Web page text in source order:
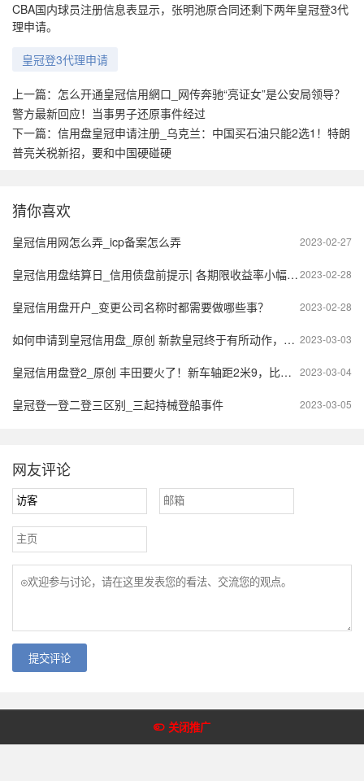
关闭推广
CBA国内球员注册信息表显示，张明池原合同还剩下两年皇冠登3代
理申请。
皇冠登3代理申请
上一篇： 怎么开通皇冠信用網口_网传奔驰“亮证女”是公安局领导？
警方最新回应！当事男子还原事件经过
下一篇： 信用盘皇冠申请注册_乌克兰：中国买石油只能2选1！特朗
普亮关税新招，要和中国硬碰硬
猜你喜欢
2023-02-27
皇冠信用网怎么弄_icp备案怎么弄
2023-02-28
皇冠信用盘结算日_信用债盘前提示| 各期限收益率小幅波动，受节假日影响，信用债交投较为清淡
2023-02-28
皇冠信用盘开户_变更公司名称时都需要做哪些事？
2023-03-03
如何申请到皇冠信用盘_原创 新款皇冠终于有所动作，搭载2.5L混动系统，颜值更胜一筹
2023-03-04
皇冠信用盘登2_原创 丰田要火了！新车轴距2米9，比雷克萨斯霸气
2023-03-05
皇冠登一登二登三区别_三起持械登船事件
网友评论
提交评论
Copyright @2018-2022 皇冠体育网 版权所有